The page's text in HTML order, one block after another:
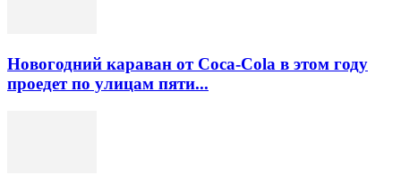
Новогодний караван от Coca-Cola в этом году
проедет по улицам пяти...